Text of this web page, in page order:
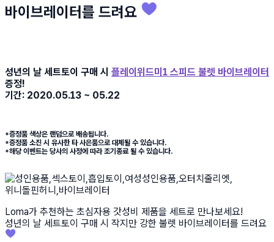
바이브레이터를 드려요 💜
성년의 날 세트토이 구매 시 플레이위드미1 스피드 불렛 바이브레이터
증정!
기간: 2020.05.13 ~ 05.22
*증정품 색상은 랜덤으로 배송됩니다.
*증정품 소진 시 유사한 타 사은품으로 대체될 수 있습니다.
*해당 이벤트는 당사의 사정에 따라 조기종료 될 수 있습니다.
Loma가 추천하는 초심자용 갓성비 제품을 세트로 만나보세요!
성년의 날 세트토이 구매 시 작지만 강한 불렛 바이브레이터를 드려요
💜